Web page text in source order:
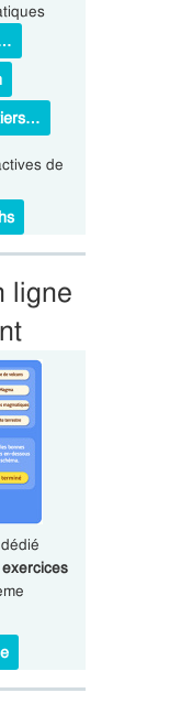
de
ligne